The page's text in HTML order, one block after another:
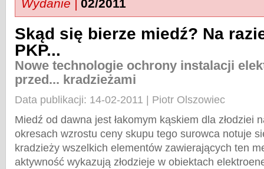
Wydanie | 02/2011
Skąd się bierze miedź? Na
PKP...
Nowe technologie ochrony instalacji
przed... kradzieżami
Data publikacji: 14-02-2011 | Piotr Olszowiec
Miedź od dawna jest łakomym kąskiem dla złodziei
okresach wzrostu ceny skupu tego surowca notuje
kradzieży wszelkich elementów zawierających ten
aktywność wykazują złodzieje w obiektach